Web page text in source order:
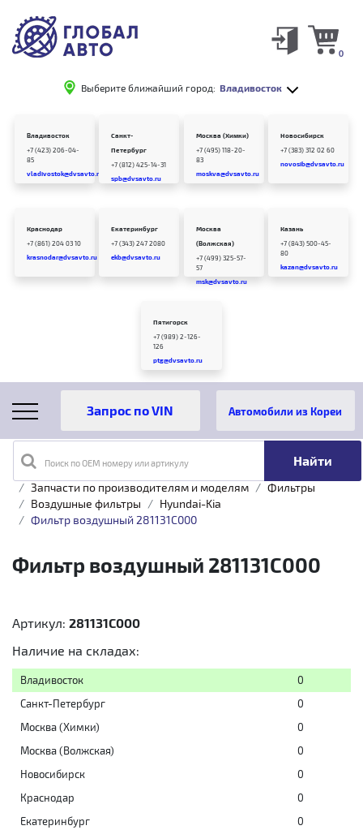
Выберите ближайший город: Владивосток
0
Владивосток
+7 (423) 206-04-
85
vladivostok@dvsavto.ru
Санкт-
Петербург
+7 (812) 425-14-31
spb@dvsavto.ru
Москва (Химки)
+7 (495) 118-20-
83
moskva@dvsavto.ru
Новосибирск
+7 (383) 312 02 60
novosib@dvsavto.ru
Краснодар
+7 (861) 204 03 10
krasnodar@dvsavto.ru
Екатеринбург
+7 (343) 247 2080
ekb@dvsavto.ru
Москва
(Волжская)
+7 (499) 325-57-
57
msk@dvsavto.ru
Казань
+7 (843) 500-45-
80
kazan@dvsavto.ru
Пятигорск
+7 (989) 2-126-
126
ptg@dvsavto.ru
Поиск по OEM номеру или артикулу
Автомобили из Кореи
Главная
Каталог товаров
Запчасти по производителям и моделям
Фильтры
Воздушные фильтры
Hyundai-Kia
Фильтр воздушный 281131C000
Фильтр воздушный 281131C000
Артикул: 281131C000
Наличие на складах:
Владивосток
0
Санкт-Петербург
0
Москва (Химки)
0
Москва (Волжская)
0
Новосибирск
0
Краснодар
0
Екатеринбург
0